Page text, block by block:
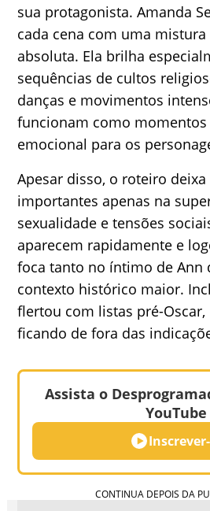
sua protagonista. Amanda
cada cena com uma
absoluta. Ela brilha
sequências de cultos
danças e movimentos
funcionam como
emocional para os
Apesar disso, o roteiro
importantes apenas na
sexualidade e tensões
aparecem rapidamente e
foca tanto no íntimo de Ann
contexto histórico maior.
flertou com listas pré-Oscar,
ficando de fora das
Assista o
YouTube